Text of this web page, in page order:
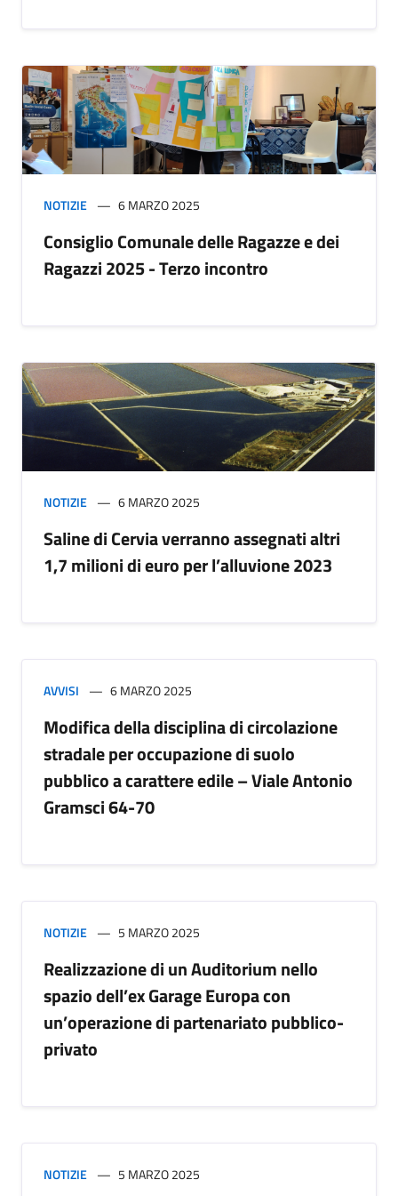
NOTIZIE 6 MARZO 2025
Consiglio Comunale delle Ragazze e dei
Ragazzi 2025 - Terzo incontro
NOTIZIE 6 MARZO 2025
Saline di Cervia verranno assegnati altri
1,7 milioni di euro per l’alluvione 2023
AVVISI 6 MARZO 2025
Modifica della disciplina di circolazione
stradale per occupazione di suolo
pubblico a carattere edile – Viale Antonio
Gramsci 64-70
NOTIZIE 5 MARZO 2025
Realizzazione di un Auditorium nello
spazio dell’ex Garage Europa con
un’operazione di partenariato pubblico-
privato
NOTIZIE 5 MARZO 2025